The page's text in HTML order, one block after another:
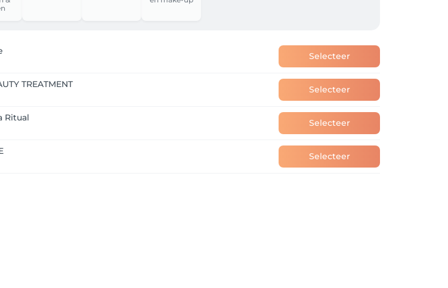
Selecteer
TREATMENT Selecteer
Ritual Selecteer
Selecteer